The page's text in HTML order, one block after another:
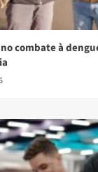
combate à